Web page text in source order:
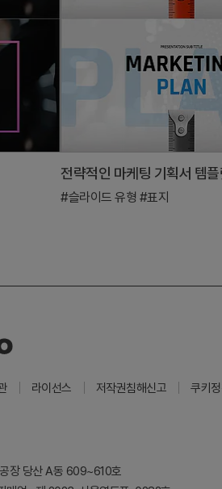
전략적인 마케팅 기획서 템플
#슬라이드 유형 #표지
라이선스 저작권침해신고 쿠키
장 당산 A동 609~610호